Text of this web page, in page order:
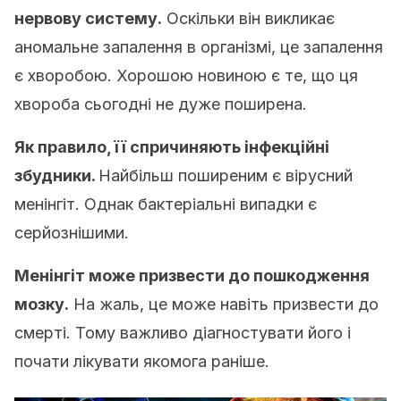
нервову систему. Оскільки він викликає
аномальне запалення в організмі, це запалення
є хворобою. Хорошою новиною є те, що ця
хвороба сьогодні не дуже поширена.
Як правило, її спричиняють інфекційні
збудники. Найбільш поширеним є вірусний
менінгіт. Однак бактеріальні випадки є
серйознішими.
Менінгіт може призвести до пошкодження
мозку. На жаль, це може навіть призвести до
смерті. Тому важливо діагностувати його і
почати лікувати якомога раніше.